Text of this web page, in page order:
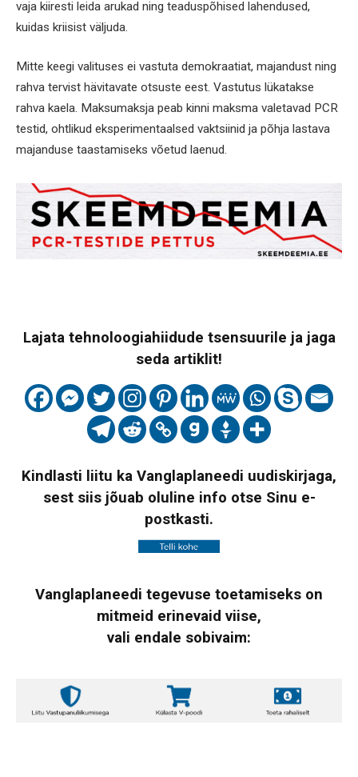
vaja kiiresti leida arukad ning teaduspõhised lahendused,
kuidas kriisist väljuda.
Mitte keegi valituses ei vastuta demokraatiat, majandust ning
rahva tervist hävitavate otsuste eest. Vastutus lükatakse
rahva kaela. Maksumaksja peab kinni maksma valetavad PCR
testid, ohtlikud eksperimentaalsed vaktsiinid ja põhja lastava
majanduse taastamiseks võetud laenud.
Lajata tehnoloogiahiidude tsensuurile ja jaga
seda artiklit!
Kindlasti liitu ka Vanglaplaneedi uudiskirjaga,
sest siis jõuab oluline info otse Sinu e-
postkasti.
Vanglaplaneedi tegevuse toetamiseks on
mitmeid erinevaid viise,
vali endale sobivaim: